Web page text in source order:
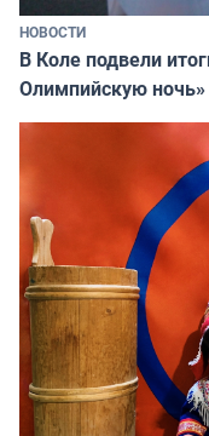
НОВОСТИ
В Коле подвели
Олимпийскую ночь»